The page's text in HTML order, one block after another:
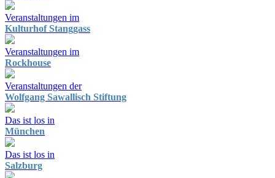
Veranstaltungen im
Kulturhof Stanggass
Veranstaltungen im
Rockhouse
Veranstaltungen der
Wolfgang Sawallisch Stiftung
Das ist los in
München
Das ist los in
Salzburg